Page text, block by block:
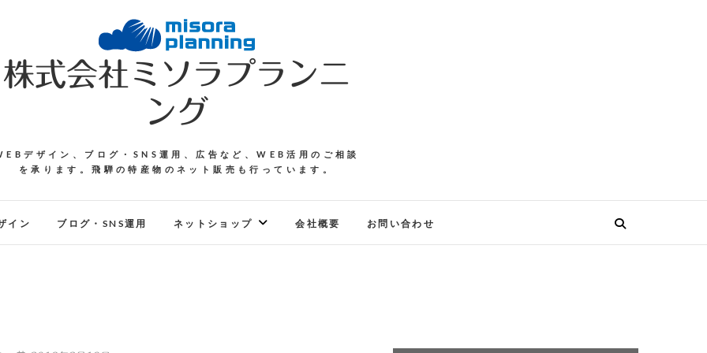
株式会社ミソラプランニ
ング
デザイン、ブログ・SNS運用、広告など、WEB活用のご相談
を承ります。飛騨の特産物のネット販売も行っています。
イン ブログ・SNS運用 ネットショップ 会社概要 お問い合わせ